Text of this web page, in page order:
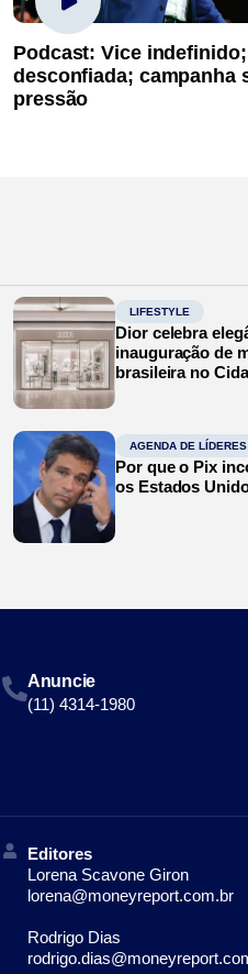
Podcast: Vice
desconfiada; campanha
pressão
LIFESTYLE
Dior celebra
inauguração de
brasileira no
AGENDA DE LÍDERES
Por que o Pix
os Estados
Anuncie
(11) 4314-1980
Editores
Lorena Scavone Giron
lorena@moneyreport.com.br
Rodrigo Dias